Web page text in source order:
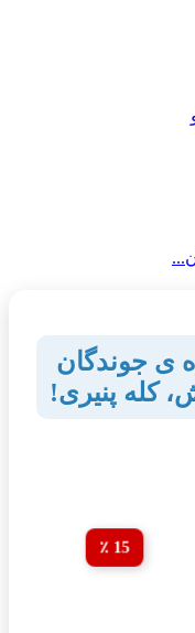
ی جوندگان
15 ٪